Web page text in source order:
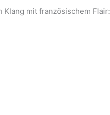
mit französischem Flair: